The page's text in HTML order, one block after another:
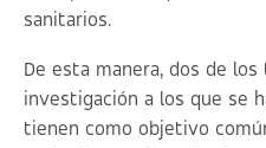
sanitarios.
De esta manera, dos de
investigación a los que se
tienen como objetivo